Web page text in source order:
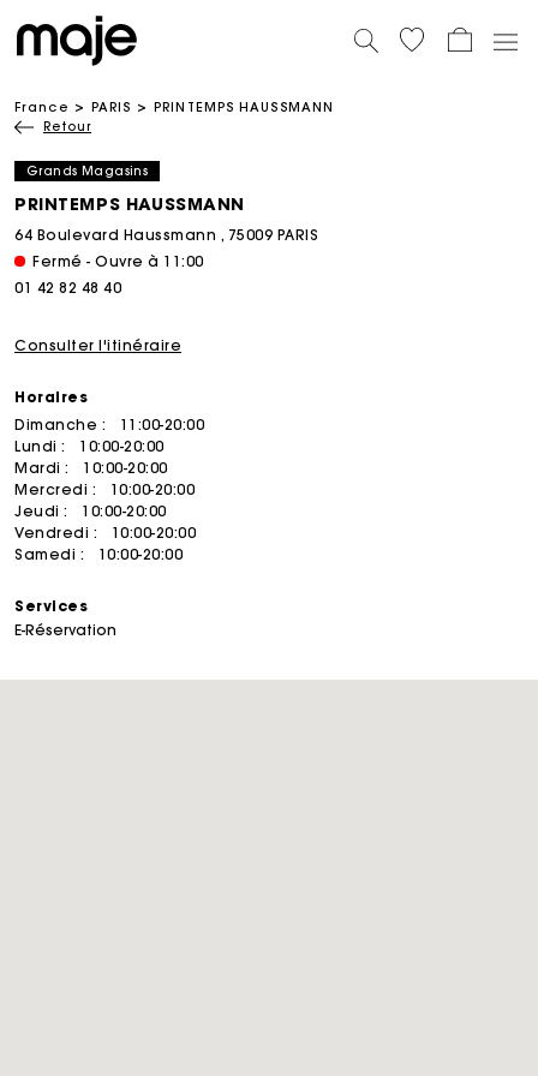
France PARIS PRINTEMPS HAUSSMANN
Retour
Grands Magasins
PRINTEMPS HAUSSMANN
64 Boulevard Haussmann , 75009 PARIS
Fermé - Ouvre à 11:00
01 42 82 48 40
Consulter l'itinéraire
Horaires
Dimanche :
11:00-20:00
Lundi :
10:00-20:00
Mardi :
10:00-20:00
Mercredi :
10:00-20:00
Jeudi :
10:00-20:00
Vendredi :
10:00-20:00
Samedi :
10:00-20:00
Services
E-Réservation